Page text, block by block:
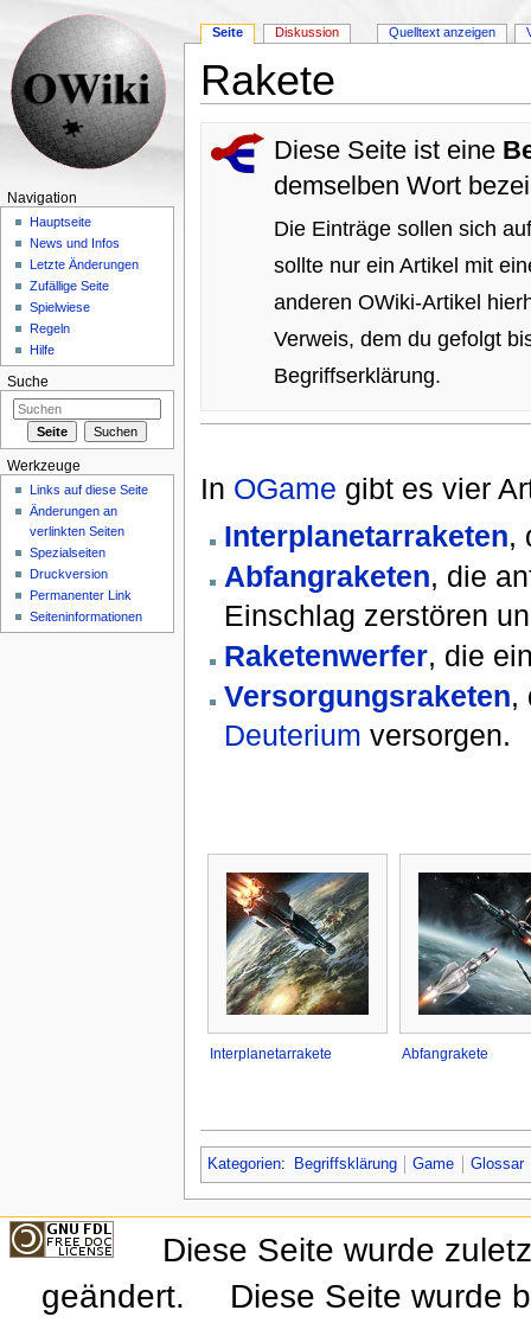
Rakete
Diese Seite ist eine
demselben Wort
Die Einträge sollen sich
sollte nur ein Artikel mit
anderen OWiki-Artikel
Verweis, dem du gefolgt
Begriffserklärung.
In OGame gibt es vier
Interplanetarraketen,
Abfangraketen, die
Einschlag zerstören
Raketenwerfer, die
Versorgungsraketen,
Deuterium versorgen.
Interplanetarrakete Abfangrakete
Kategorien: Begriffsklärung Game Glossar
Seite Diskussion Quelltext anzeigen
Navigation
Hauptseite
News und Infos
Letzte Änderungen
Zufällige Seite
Spielwiese
Regeln
Hilfe
Suche
Werkzeuge
Links auf diese Seite
Änderungen an
verlinkten Seiten
Spezialseiten
Druckversion
Permanenter Link
Seiteninformationen
Diese Seite wurde
geändert.
Diese Seite wurde